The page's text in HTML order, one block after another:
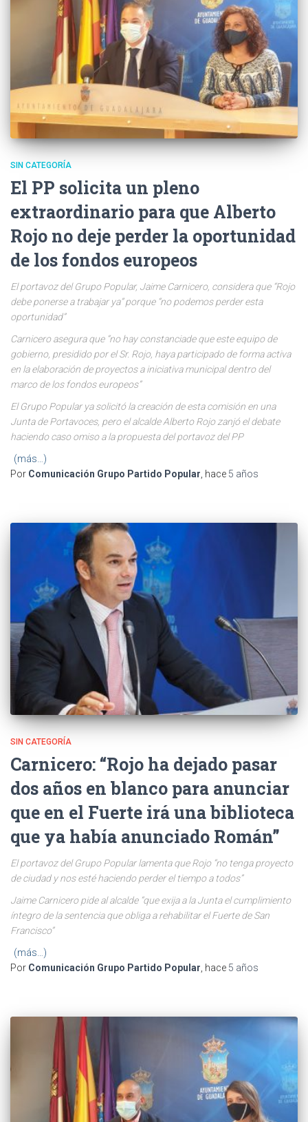
SIN CATEGORÍA
El PP solicita un pleno
extraordinario para que Alberto
Rojo no deje perder la oportunidad
de los fondos europeos
El portavoz del Grupo Popular, Jaime Carnicero, considera que “Rojo
debe ponerse a trabajar ya” porque “no podemos perder esta
oportunidad”
Carnicero asegura que “no hay constanciade que este equipo de
gobierno, presidido por el Sr. Rojo, haya participado de forma activa
en la elaboración de proyectos a iniciativa municipal dentro del
marco de los fondos europeos”
El Grupo Popular ya solicitó la creación de esta comisión en una
Junta de Portavoces, pero el alcalde Alberto Rojo zanjó el debate
haciendo caso omiso a la propuesta del portavoz del PP
(más…)
Por Comunicación Grupo Partido Popular, hace 5 años
SIN CATEGORÍA
Carnicero: “Rojo ha dejado pasar
dos años en blanco para anunciar
que en el Fuerte irá una biblioteca
que ya había anunciado Román”
El portavoz del Grupo Popular lamenta que Rojo “no tenga proyecto
de ciudad y nos esté haciendo perder el tiempo a todos”
Jaime Carnicero pide al alcalde “que exija a la Junta el cumplimiento
íntegro de la sentencia que obliga a rehabilitar el Fuerte de San
Francisco”
(más…)
Por Comunicación Grupo Partido Popular , hace 5 años